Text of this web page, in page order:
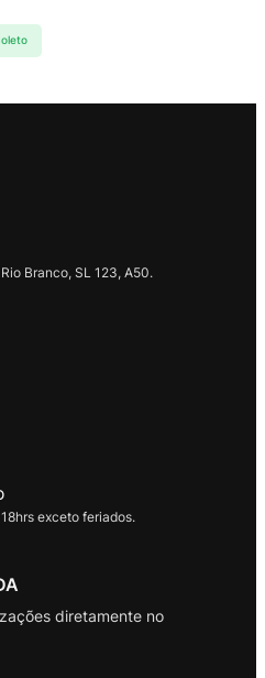
Branco, SL 123, A50.
exceto feriados.
diretamente no